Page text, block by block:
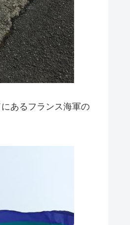
あるフランス海軍の